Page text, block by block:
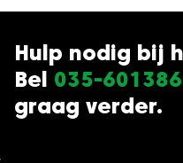
Hulp nodig bij
Bel 035-
graag verder.